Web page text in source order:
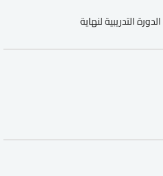
التدريبية لنهاية